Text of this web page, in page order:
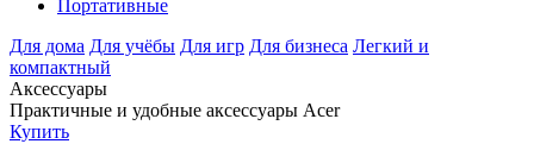
Портативные
Для дома Для учёбы Для игр Для бизнеса Легкий и
компактный
Аксессуары
Практичные и удобные аксессуары Acer
Купить